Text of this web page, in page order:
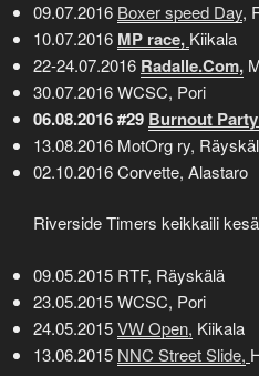
09.07.2016 Boxer speed Day,
10.07.2016 MP race, Kiikala
22-24.07.2016 Radalle.Com,
30.07.2016 WCSC, Pori
06.08.2016 #29 Burnout Party
13.08.2016 MotOrg ry,
02.10.2016 Corvette, Alastaro
Riverside Timers keikkaili
09.05.2015 RTF, Räyskälä
23.05.2015 WCSC, Pori
24.05.2015VW Open, Kiikala
13.06.2015 NNC Street Slide,